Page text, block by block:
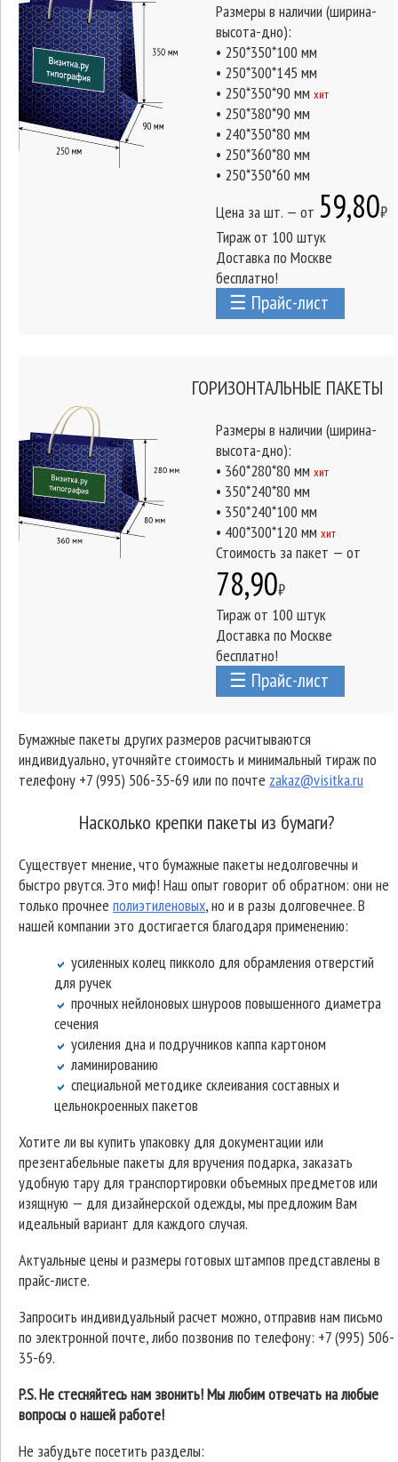
Размеры в наличии (ширина-
высота-дно):
• 250*350*100 мм
• 250*300*145 мм
• 250*350*90 мм хит
• 250*380*90 мм
• 240*350*80 мм
• 250*360*80 мм
• 250*350*60 мм
Цена за шт. — от 59,80₽
Тираж от 100 штук
Доставка по Москве
бесплатно!
☰ Прайс-лист
ГОРИЗОНТАЛЬНЫЕ ПАКЕТЫ
Размеры в наличии (ширина-
высота-дно):
• 360*280*80 мм хит
• 350*240*80 мм
• 350*240*100 мм
• 400*300*120 мм хит
Стоимость за пакет — от
78,90₽
Тираж от 100 штук
Доставка по Москве
бесплатно!
☰ Прайс-лист
Бумажные пакеты других размеров расчитываются
индивидуально, уточняйте стоимость и минимальный тираж по
телефону +7 (995) 506-35-69 или по почте zakaz@visitka.ru
Насколько крепки пакеты из бумаги?
Существует мнение, что бумажные пакеты недолговечны и
быстро рвутся. Это миф! Наш опыт говорит об обратном: они не
только прочнее полиэтиленовых, но и в разы долговечнее. В
нашей компании это достигается благодаря применению:
усиленных колец пикколо для обрамления отверстий
для ручек
прочных нейлоновых шнуроов повышенного диаметра
сечения
усиления дна и подручников каппа картоном
ламинированию
специальной методике склеивания составных и
цельнокроенных пакетов
Хотите ли вы купить упаковку для документации или
презентабельные пакеты для вручения подарка, заказать
удобную тару для транспортировки объемных предметов или
изящную — для дизайнерской одежды, мы предложим Вам
идеальный вариант для каждого случая.
Актуальные цены и размеры готовых штампов представлены в
прайс-листе.
Запросить индивидуальный расчет можно, отправив нам письмо
по электронной почте, либо позвонив по телефону: +7 (995) 506-
35-69.
P.S. Не стесняйтесь нам звонить! Мы любим отвечать на любые
вопросы о нашей работе!
Не забудьте посетить разделы: